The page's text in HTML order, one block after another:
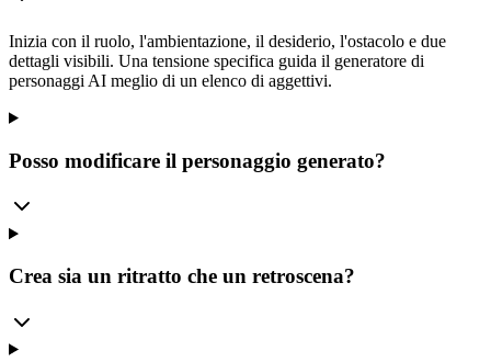
Inizia con il ruolo, l'ambientazione, il desiderio, l'ostacolo e due
dettagli visibili. Una tensione specifica guida il generatore di
personaggi AI meglio di un elenco di aggettivi.
Posso modificare il personaggio generato?
Crea sia un ritratto che un retroscena?